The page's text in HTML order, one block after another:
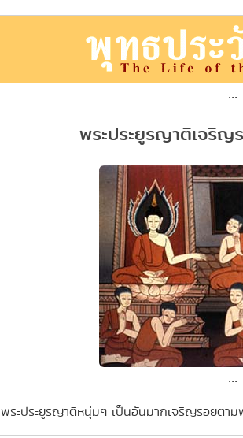
...
พระประยูรญาติเจริญ
...
พระประยูรญาติหนุ่มๆ เป็นอันมากเจริญรอยตา